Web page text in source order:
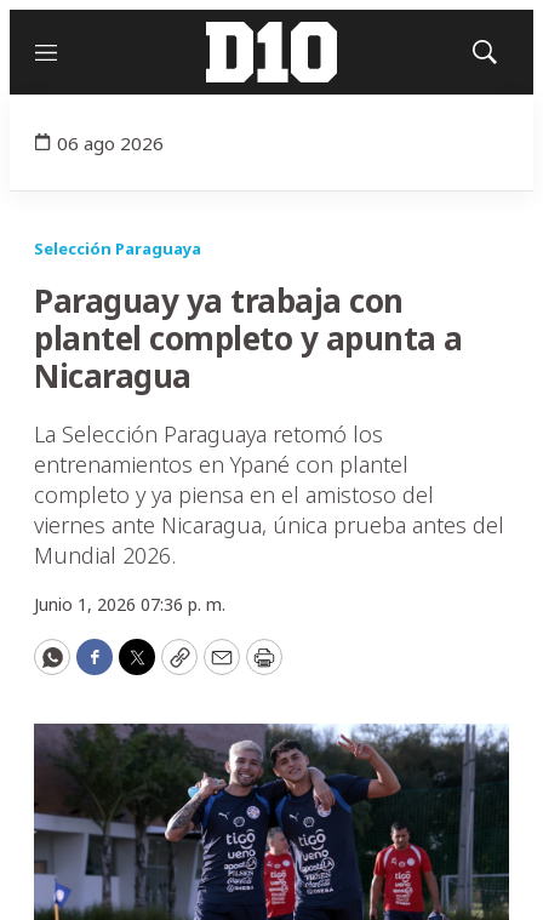
Menú
Mostrar
06 ago 2026
Selección Paraguaya
Paraguay ya trabaja con
plantel completo y apunta a
Nicaragua
La Selección Paraguaya retomó los
entrenamientos en Ypané con plantel
completo y ya piensa en el amistoso del
viernes ante Nicaragua, única prueba antes del
Mundial 2026.
Junio 1, 2026 07:36 p. m.
WhatsApp
Facebook
Twitter
CopyEmailPrint